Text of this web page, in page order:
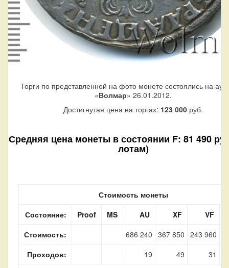
Торги по представленной на фото монете состоялись на
«Волмар» 26.01.2012.
Достигнутая цена на торгах: 123 000 руб.
Средняя цена монеты в состоянии F: 81 490
лотам)
Стоимость монеты
Состояние:
Proof MS AU XF
VF
Стоимость:
686 240 367 850 243 960
Проходов:
19 49 31